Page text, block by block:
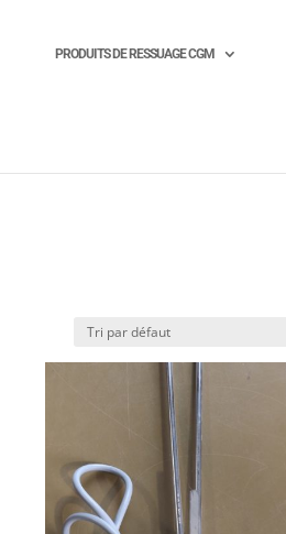
PRODUITS DE RESSUAGE CGM